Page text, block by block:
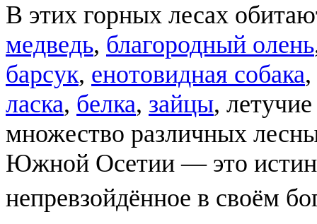
В этих горных лесах
медведь, благородный олень
барсук, енотовидная собака,
ласка, белка, зайцы,
множество различных
Южной Осетии — это
непревзойдённое в своём